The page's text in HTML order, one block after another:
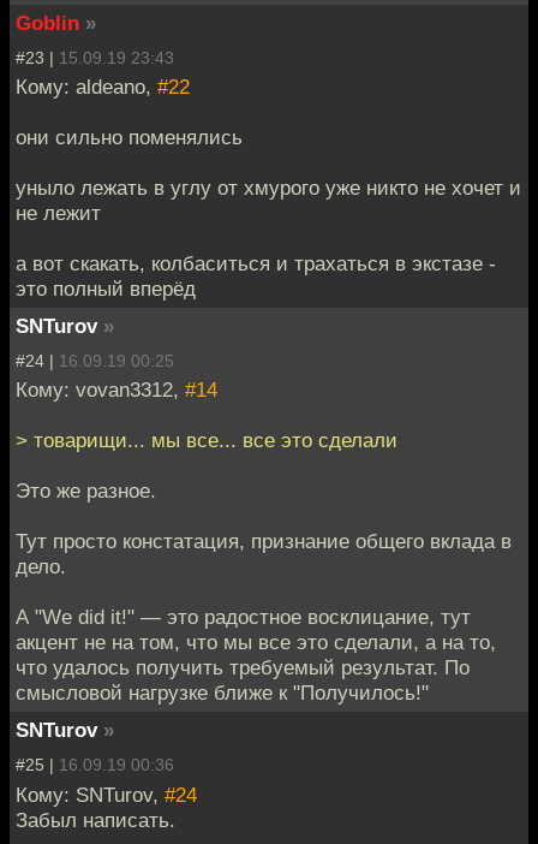
Goblin »
#23 | 15.09.19 23:43
Кому: aldeano, #22
они сильно поменялись
уныло лежать в углу от хмурого уже никто не хочет и
не лежит
а вот скакать, колбаситься и трахаться в экстазе -
это полный вперёд
SNTurov »
#24 | 16.09.19 00:25
Кому: vovan3312, #14
> товарищи... мы все... все это сделали
Это же разное.
Тут просто констатация, признание общего вклада в
дело.
А "We did it!" — это радостное восклицание, тут
акцент не на том, что мы все это сделали, а на то,
что удалось получить требуемый результат. По
смысловой нагрузке ближе к "Получилось!"
SNTurov »
#25 | 16.09.19 00:36
Кому: SNTurov, #24
Забыл написать.